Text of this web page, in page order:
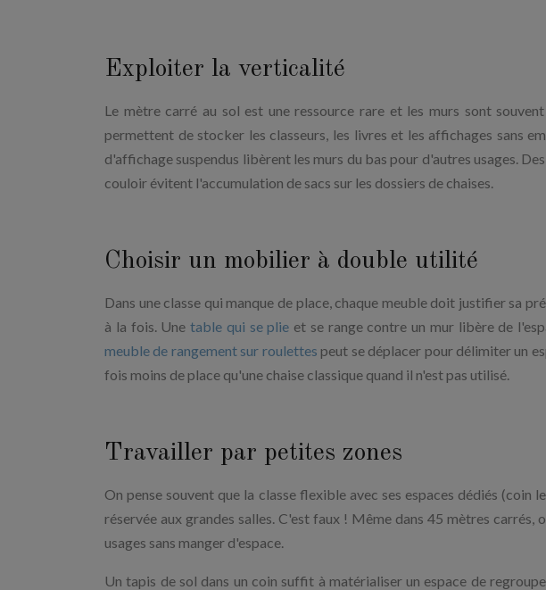
Exploiter la verticalité
Le mètre carré au sol est une ressource rare et les murs sont
permettent de stocker les classeurs, les livres et les affichages sans
d'affichage suspendus libèrent les murs du bas pour d'autres usages.
couloir évitent l'accumulation de sacs sur les dossiers de chaises.
Choisir un mobilier à double utilité
Dans une classe qui manque de place, chaque meuble doit justifier sa
à la fois. Unetable qui se plie et se range contre un mur libère de
meuble de rangement sur roulettes peut se déplacer pour délimiter un
fois moins de place qu'une chaise classique quand il n'est pas utilisé.
Travailler par petites zones
On pense souvent que la classe flexible avec ses espaces dédiés
réservée aux grandes salles. C'est faux ! Même dans 45 mètres
usages sans manger d'espace.
Un tapis de sol dans un coin suffit à matérialiser un espace de